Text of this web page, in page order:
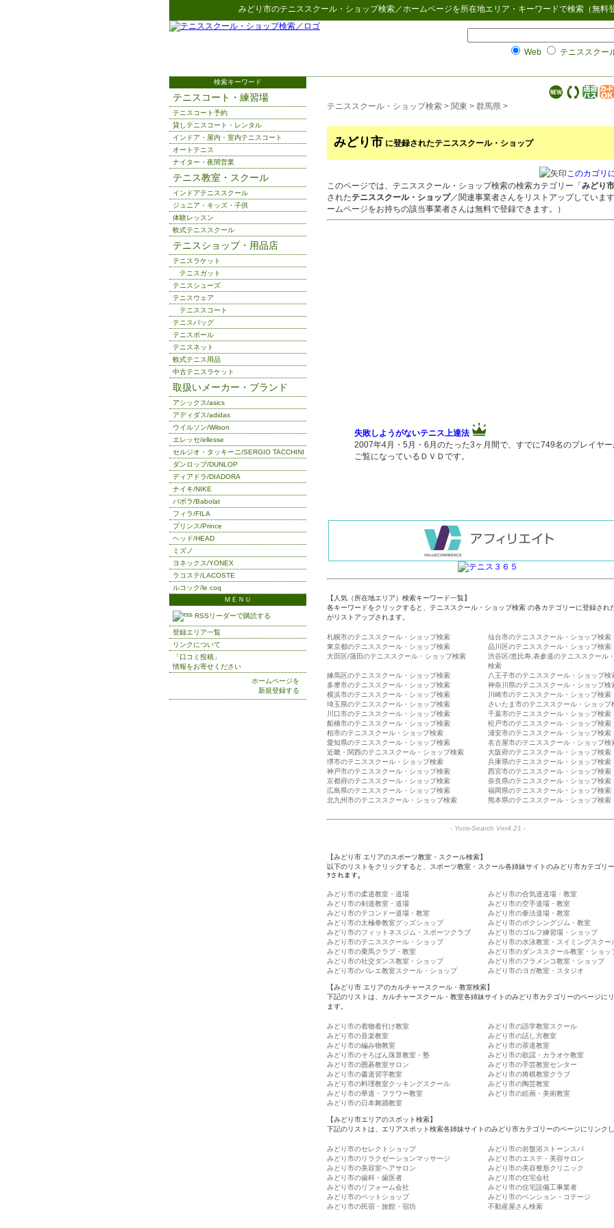
みどり市のテニススクール・ショップ検索／ホームページを所在地エリア・キーワードで検索（無料
Web テニススクー
テニススクール・ショップ検索 > 関東 > 群馬県 >
みどり市 に登録されたテニススクール・ショップ
このカゴリ
このページでは、テニススクール・ショップ検索の検索カテゴリー「 みどり市
されたテニススクール・ショップ／関連事業者さんをリストアップしていま
ームページをお持ちの該当事業者さんは無料で登録できます。）
失敗しようがないテニス上達法
2007年4月・5月・6月のたった3ヶ月間で、すでに749名のプレイヤー
ご覧になっているＤＶＤです。
【人気（所在地エリア）検索キーワード一覧】
各キーワードをクリックすると、テニススクール・ショップ検索 の各カテゴリーに登録され
がリストアップされます。
札幌市のテニススクール・ショップ検索
仙台市のテニススクール・ショップ検索
東京都のテニススクール・ショップ検索
品川区のテニススクール・ショップ検索
大田区/蒲田のテニススクール・ショップ検索
渋谷区/恵比寿,表参道のテニススクール
検索
練馬区のテニススクール・ショップ検索
八王子市のテニススクール・ショップ検
多摩市のテニススクール・ショップ検索
神奈川県のテニススクール・ショップ検
横浜市のテニススクール・ショップ検索
川崎市のテニススクール・ショップ検索
埼玉県のテニススクール・ショップ検索
さいたま市のテニススクール・ショップ
川口市のテニススクール・ショップ検索
千葉市のテニススクール・ショップ検索
船橋市のテニススクール・ショップ検索
松戸市のテニススクール・ショップ検索
柏市のテニススクール・ショップ検索
浦安市のテニススクール・ショップ検索
愛知県のテニススクール・ショップ検索
名古屋市のテニススクール・ショップ検
近畿・関西のテニススクール・ショップ検索
大阪府のテニススクール・ショップ検索
堺市のテニススクール・ショップ検索
兵庫県のテニススクール・ショップ検索
神戸市のテニススクール・ショップ検索
西宮市のテニススクール・ショップ検索
京都府のテニススクール・ショップ検索
奈良県のテニススクール・ショップ検索
広島県のテニススクール・ショップ検索
福岡県のテニススクール・ショップ検索
北九州市のテニススクール・ショップ検索
熊本県のテニススクール・ショップ検索
- Yomi-Search Ver4.21 -
【みどり市 エリアのスポーツ教室・スクール検索】
以下のリストをクリックすると、スポーツ教室・スクール各姉妹サイトのみどり市カテゴリ
ｦされます。
みどり市の柔道教室・道場
みどり市の合気道道場・教室
みどり市の剣道教室・道場
みどり市の空手道場・教室
みどり市のテコンドー道場・教室
みどり市の拳法道場・教室
みどり市の太極拳教室グッズショップ
みどり市のボクシングジム・教室
みどり市のフィットネスジム・スポーツクラブ
みどり市のゴルフ練習場・ショップ
みどり市のテニススクール・ショップ
みどり市の水泳教室・スイミングスクー
みどり市の乗馬クラブ・教室
みどり市のダンススクール教室・ショッ
みどり市の社交ダンス教室・ショップ
みどり市のフラメンコ教室・ショップ
みどり市のバレエ教室スクール・ショップ
みどり市のヨガ教室・スタジオ
【みどり市 エリアのカルチャースクール・教室検索】
下記のリストは、カルチャースクール・教室各姉妹サイトのみどり市カテゴリーのページに
ます。
みどり市の着物着付け教室
みどり市の語学教室スクール
みどり市の音楽教室
みどり市の話し方教室
みどり市の編み物教室
みどり市の茶道教室
みどり市のそろばん珠算教室・塾
みどり市の歌謡・カラオケ教室
みどり市の囲碁教室サロン
みどり市の手芸教室センター
みどり市の書道習字教室
みどり市の将棋教室クラブ
みどり市の料理教室クッキングスクール
みどり市の陶芸教室
みどり市の華道・フラワー教室
みどり市の絵画・美術教室
みどり市の日本舞踊教室
【みどり市エリアのスポット検索】
下記のリストは、エリアスポット検索各姉妹サイトのみどり市カテゴリーのページにリンクし
みどり市のセレクトショップ
みどり市の岩盤浴ストーンスパ
みどり市のリラクゼーションマッサージ
みどり市のエステ・美容サロン
みどり市の美容室ヘアサロン
みどり市の美容整形クリニック
みどり市の歯科・歯医者
みどり市の住宅会社
みどり市のリフォーム会社
みどり市の住宅設備工事業者
みどり市のペットショップ
みどり市のペンション・コテージ
みどり市の民宿・旅館・宿坊
不動産屋さん検索
検索キーワード
テニスコート・練習場
テニスコート予約
貸しテニスコート・レンタル
インドア・屋内・室内テニスコート
オートテニス
ナイター・夜間営業
テニス教室・スクール
インドアテニススクール
ジュニア・キッズ・子供
体験レッスン
軟式テニススクール
テニスショップ・用品店
テニスラケット
テニスガット
テニスシューズ
テニスウェア
テニススコート
テニスバッグ
テニスボール
テニスネット
軟式テニス用品
中古テニスラケット
取扱いメーカー・ブランド
アシックス/asics
アディダス/adidas
ウイルソン/Wilson
エレッセ/ellesse
セルジオ・タッキーニ/SERGIO TACCHINI
ダンロップ/DUNLOP
ディアドラ/DIADORA
ナイキ/NIKE
バボラ/Babolat
フィラ/FILA
プリンス/Prince
ヘッド/HEAD
ミズノ
ヨネックス/YONEX
ラコステ/LACOSTE
ルコック/le coq
ＭＥＮＵ
RSSリーダーで購読する
登録エリア一覧
リンクについて
「口コミ投稿」
情報をお寄せください
ホームページを
新規登録する